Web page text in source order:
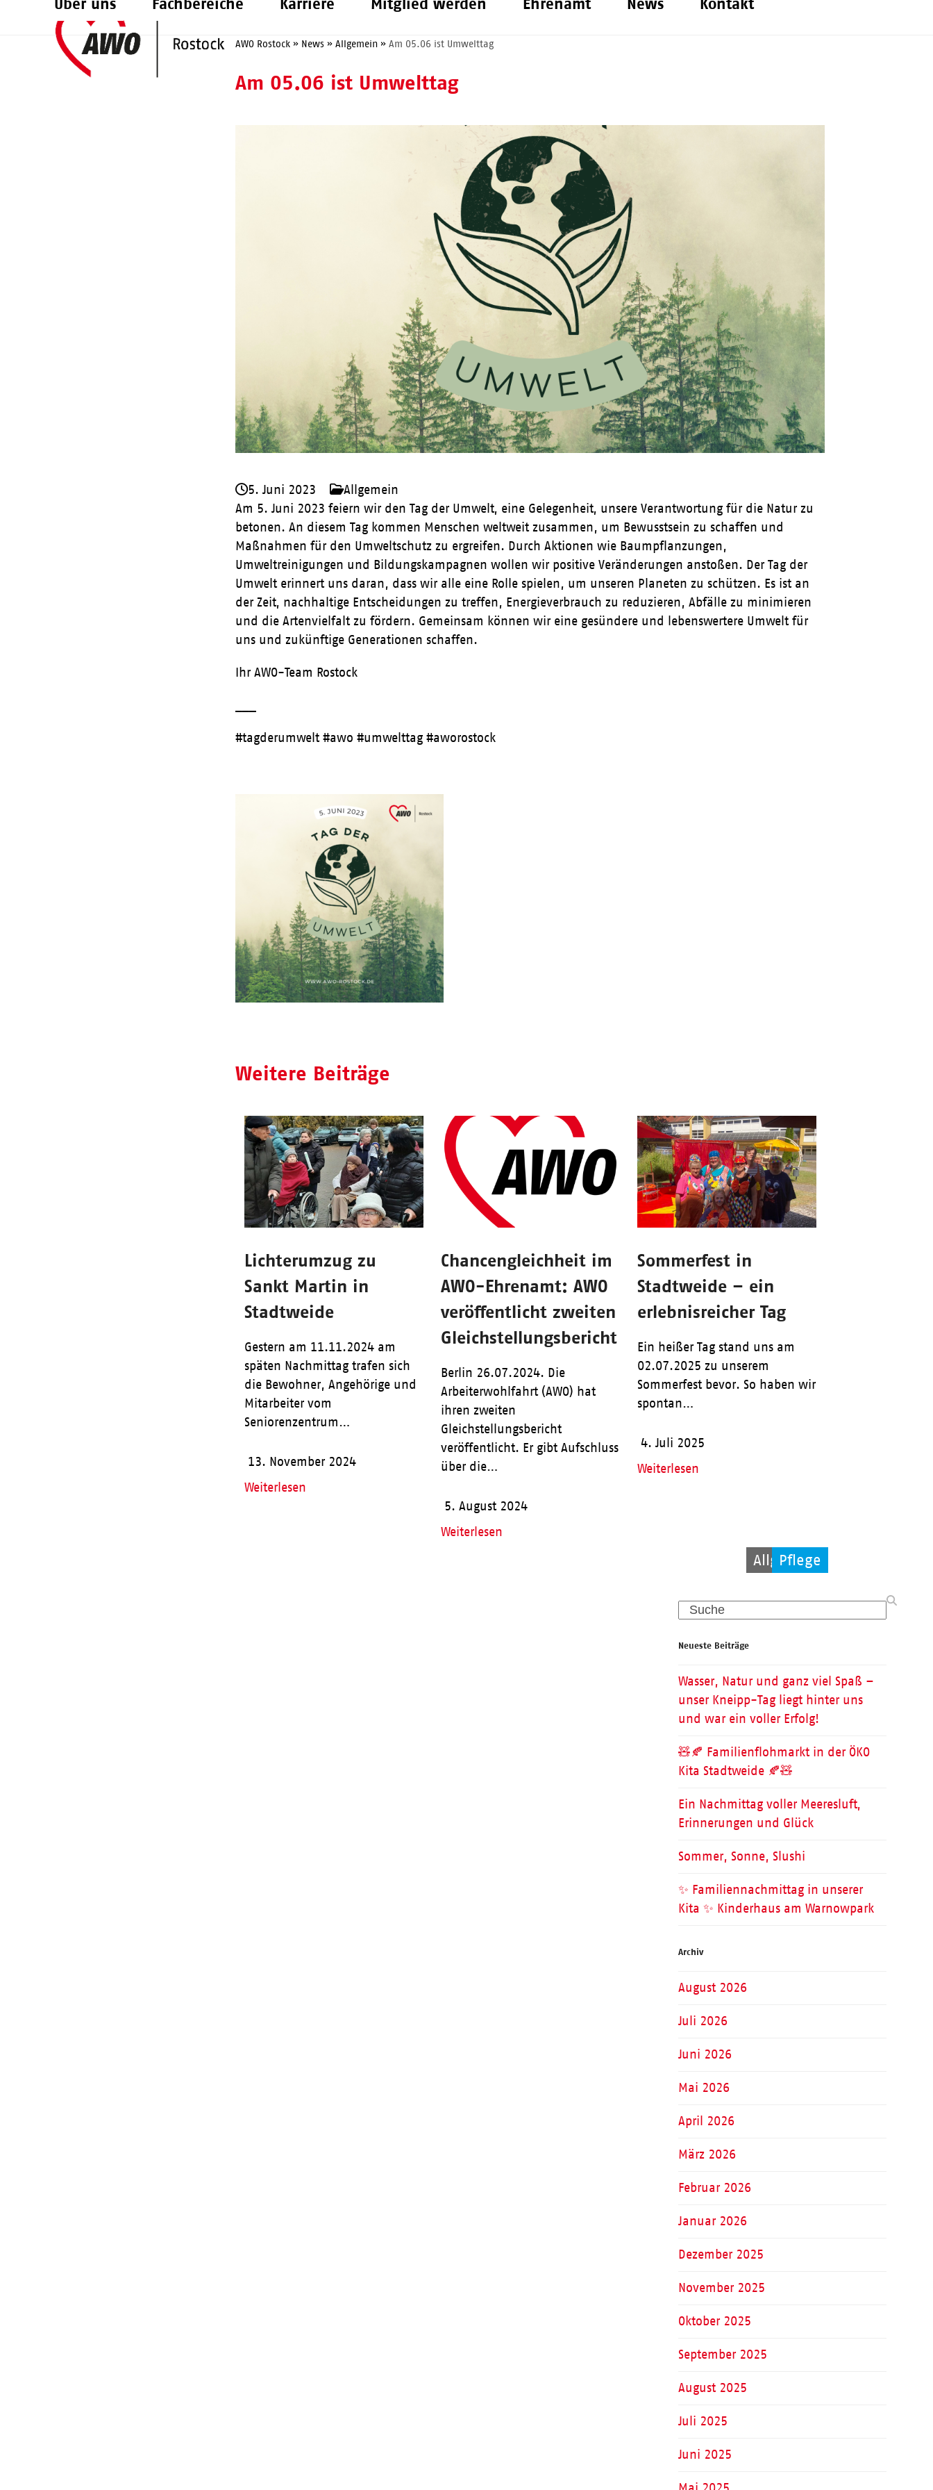
Über uns Fachbereiche Karriere Mitglied werden Ehrenamt News Kontakt
AWO Rostock » News »Allgemein »Am 05.06 ist Umwelttag
Am 05.06 ist Umwelttag
5. Juni 2023
Allgemein
Am 5. Juni 2023 feiern wir den Tag der Umwelt, eine Gelegenheit, unsere Verantwortung für die Natur zu
betonen. An diesem Tag kommen Menschen weltweit zusammen, um Bewusstsein zu schaffen und
Maßnahmen für den Umweltschutz zu ergreifen. Durch Aktionen wie Baumpflanzungen,
Umweltreinigungen und Bildungskampagnen wollen wir positive Veränderungen anstoßen. Der Tag der
Umwelt erinnert uns daran, dass wir alle eine Rolle spielen, um unseren Planeten zu schützen. Es ist an
der Zeit, nachhaltige Entscheidungen zu treffen, Energieverbrauch zu reduzieren, Abfälle zu minimieren
und die Artenvielfalt zu fördern. Gemeinsam können wir eine gesündere und lebenswertere Umwelt für
uns und zukünftige Generationen schaffen.
Ihr AWO-Team Rostock
#tagderumwelt #awo #umwelttag #aworostock
Weitere Beiträge
Pflege
Lichterumzug zu
Sankt Martin in
Stadtweide
Gestern am 11.11.2024 am
späten Nachmittag trafen sich
die Bewohner, Angehörige und
Mitarbeiter vom
Seniorenzentrum…
13. November 2024
Weiterlesen
Allgemein
Chancengleichheit im
AWO-Ehrenamt: AWO
veröffentlicht zweiten
Gleichstellungsbericht
Berlin 26.07.2024. Die
Arbeiterwohlfahrt (AWO) hat
ihren zweiten
Gleichstellungsbericht
veröffentlicht. Er gibt Aufschluss
über die…
5. August 2024
Weiterlesen
Pflege
Sommerfest in
Stadtweide – ein
erlebnisreicher Tag
Ein heißer Tag stand uns am
02.07.2025 zu unserem
Sommerfest bevor. So haben wir
spontan…
4. Juli 2025
Weiterlesen
Search
Neueste Beiträge
Wasser, Natur und ganz viel Spaß –
unser Kneipp-Tag liegt hinter uns
und war ein voller Erfolg!
🧸🍂 Familienflohmarkt in der ÖKO
Kita Stadtweide 🍂🧸
Ein Nachmittag voller Meeresluft,
Erinnerungen und Glück
Sommer, Sonne, Slushi
✨ Familiennachmittag in unserer
Kita ✨ Kinderhaus am Warnowpark
Archiv
August 2026
Juli 2026
Juni 2026
Mai 2026
April 2026
März 2026
Februar 2026
Januar 2026
Dezember 2025
November 2025
Oktober 2025
September 2025
August 2025
Juli 2025
Juni 2025